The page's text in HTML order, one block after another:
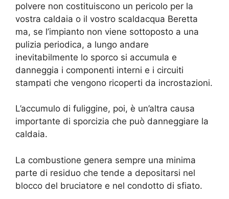
polvere non costituiscono un pericolo per la
vostra caldaia o il vostro scaldacqua Beretta
ma, se l’impianto non viene sottoposto a una
pulizia periodica, a lungo andare
inevitabilmente lo sporco si accumula e
danneggia i componenti interni e i circuiti
stampati che vengono ricoperti da incrostazioni.
L’accumulo di fuliggine, poi, è un’altra causa
importante di sporcizia che può danneggiare la
caldaia.
La combustione genera sempre una minima
parte di residuo che tende a depositarsi nel
blocco del bruciatore e nel condotto di sfiato.